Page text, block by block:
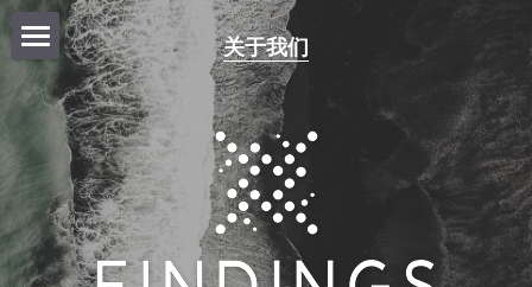
关于我们
首页
商店